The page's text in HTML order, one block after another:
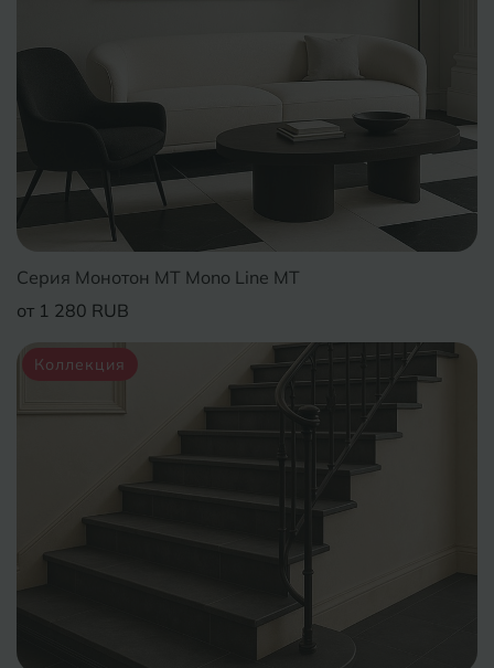
Серия Монотон MT Mono Line MT
от 1 280 RUB
Коллекция